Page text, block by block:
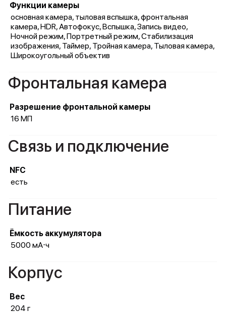
Функции камеры
основная камера, тыловая вспышка, фронтальная
камера, HDR, Автофокус, Вспышка, Запись видео,
Ночной режим, Портретный режим, Стабилизация
изображения, Таймер, Тройная камера, Тыловая камера,
Широкоугольный объектив
Фронтальная камера
Разрешение фронтальной камеры
16 МП
Связь и подключение
NFC
есть
Питание
Ёмкость аккумулятора
5000 мА⋅ч
Корпус
Вес
204 г